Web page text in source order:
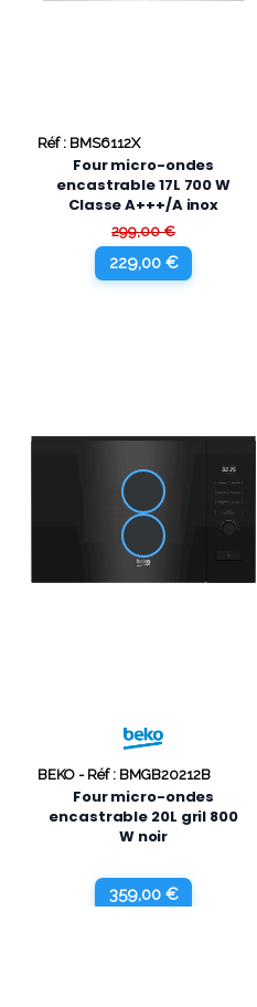
Réf : BMS6112X
Four micro-ondes
encastrable 17L 700 W
Classe A+++/A inox
299,00 €
229,00 €
BEKO - Réf : BMGB20212B
Four micro-ondes
encastrable 20L gril 800
W noir
359,00 €